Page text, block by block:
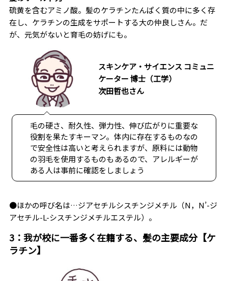
硫黄を含むアミノ酸。髪のケラチンたんぱく質の中に多く存
在し、ケラチンの生成をサポートする大の仲良しさん。だ
が、元気がないと育毛の妨げにも。
スキンケア・サイエンス コミュニ
ケーター 博士（工学）
次田哲也さん
毛の硬さ、耐久性、弾力性、伸び広がりに重要な
役割を果たすキーマン。体内に存在するものなの
で安全性は高いと考えられますが、原料には動物
の羽毛を使用するものもあるので、アレルギーが
ある人は事前に確認をしましょう
●ほかの呼び名は…ジアセチルシスチンジメチル（N，N’-ジ
アセチル-L-シスチンジメチルエステル）。
3：我が校に一番多く在籍する、髪の主要成分【ケ
ラチン】